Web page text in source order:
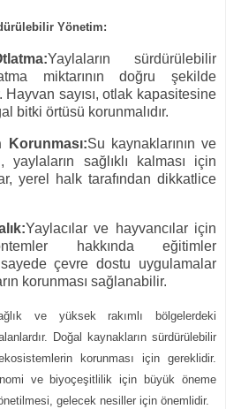
Yönetim:
Yaylaların sürdürülebilir
miktarının doğru şekilde
sayısı, otlak kapasitesine
bitki örtüsü korunmalıdır.
Korunması:Su kaynaklarının ve
yaylaların sağlıklı kalması için
yerel halk tarafından dikkatlice
Yaylacılar ve hayvancılar için
hakkında eğitimler
çevre dostu uygulamalar
korunması sağlanabilir.
ve yüksek rakımlı bölgelerdeki
Doğal kaynakların sürdürülebilir
korunması için gereklidir.
ve biyoçeşitlilik için büyük öneme
gelecek nesiller için önemlidir.